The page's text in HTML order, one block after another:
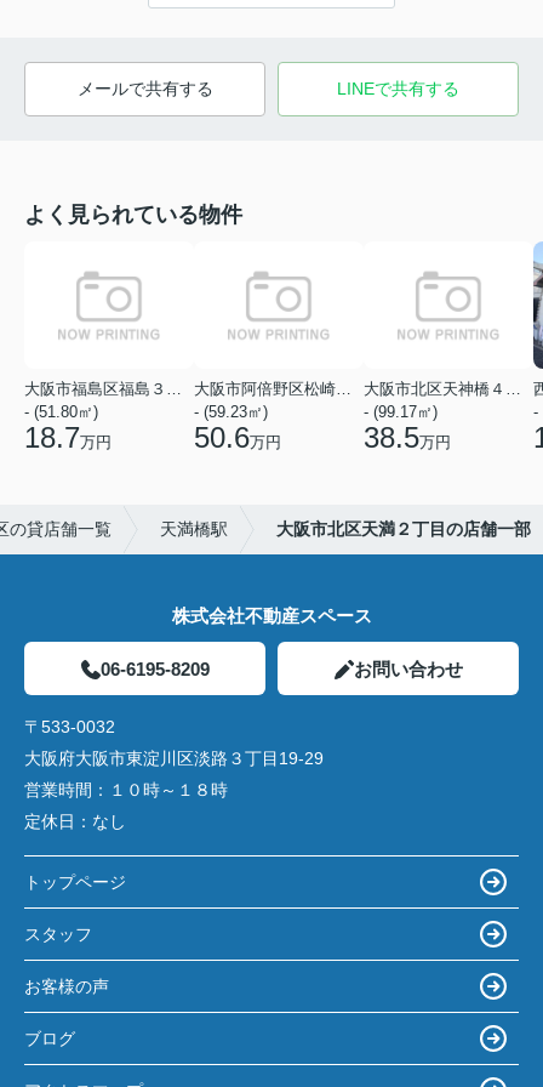
メールで共有する LINEで共有する
よく見られている物件
大阪市福島区福島３丁目
- (51.80㎡)
18.7万円
大阪市阿倍野区松崎町１丁目
- (59.23㎡)
50.6万円
大阪市北区天神橋４丁目
- (99.17㎡)
38.5万円
-
の貸店舗一覧 天満橋駅 大阪市北区天満２丁目の店舗一部
株式会社不動産スペース
06-6195-8209 お問い合わせ
〒533-0032
大阪府大阪市東淀川区淡路３丁目19-29
営業時間： １０時～１８時
定休日： なし
トップページ
スタッフ
お客様の声
ブログ